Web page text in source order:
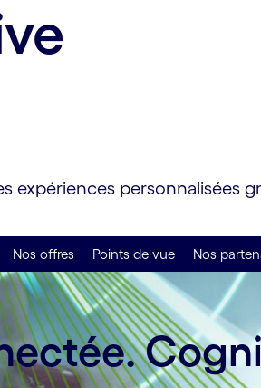
expériences personnalisées
Nos offres Points de vue Nos